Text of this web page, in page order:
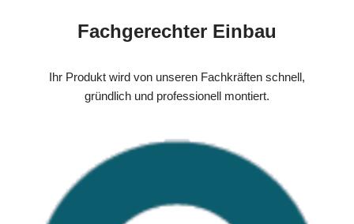
Fachgerechter Einbau
Ihr Produkt wird von unseren Fachkräften schnell,
gründlich und professionell montiert.